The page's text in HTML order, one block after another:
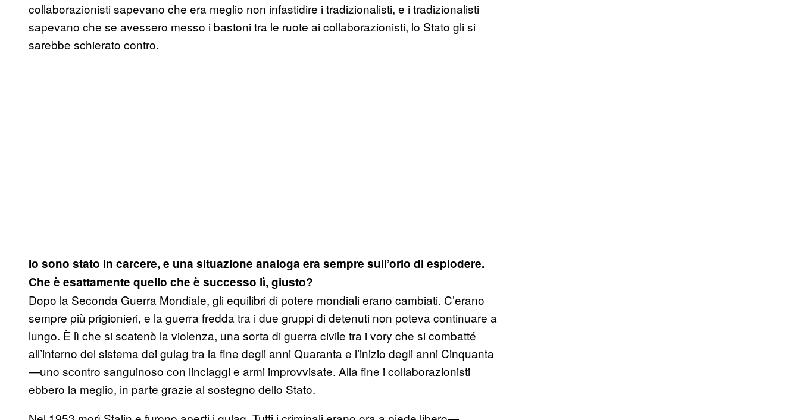
collaborazionisti sapevano che era meglio non infastidire i tradizionalisti, e i tradizionalisti
sapevano che se avessero messo i bastoni tra le ruote ai collaborazionisti, lo Stato gli si
sarebbe schierato contro.
Io sono stato in carcere, e una situazione analoga era sempre sull’orlo di esplodere.
Che è esattamente quello che è successo lì, giusto?
Dopo la Seconda Guerra Mondiale, gli equilibri di potere mondiali erano cambiati. C’erano
sempre più prigionieri, e la guerra fredda tra i due gruppi di detenuti non poteva continuare a
lungo. È lì che si scatenò la violenza, una sorta di guerra civile tra i vory che si combatté
all’interno del sistema dei gulag tra la fine degli anni Quaranta e l’inizio degli anni Cinquanta
—uno scontro sanguinoso con linciaggi e armi improvvisate. Alla fine i collaborazionisti
ebbero la meglio, in parte grazie al sostegno dello Stato.